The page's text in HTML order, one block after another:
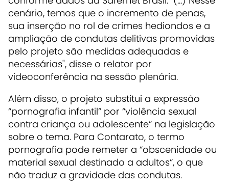
cenário, temos que o incremento de penas,
sua inserção no rol de crimes hediondos e a
ampliação de condutas delitivas promovidas
pelo projeto são medidas adequadas e
necessárias", disse o relator por
videoconferência na sessão plenária.
Além disso, o projeto substitui a expressão
“pornografia infantil” por “violência sexual
contra criança ou adolescente” na legislação
sobre o tema. Para Contarato, o termo
pornografia pode remeter a “obscenidade ou
material sexual destinado a adultos”, o que
não traduz a gravidade das condutas.